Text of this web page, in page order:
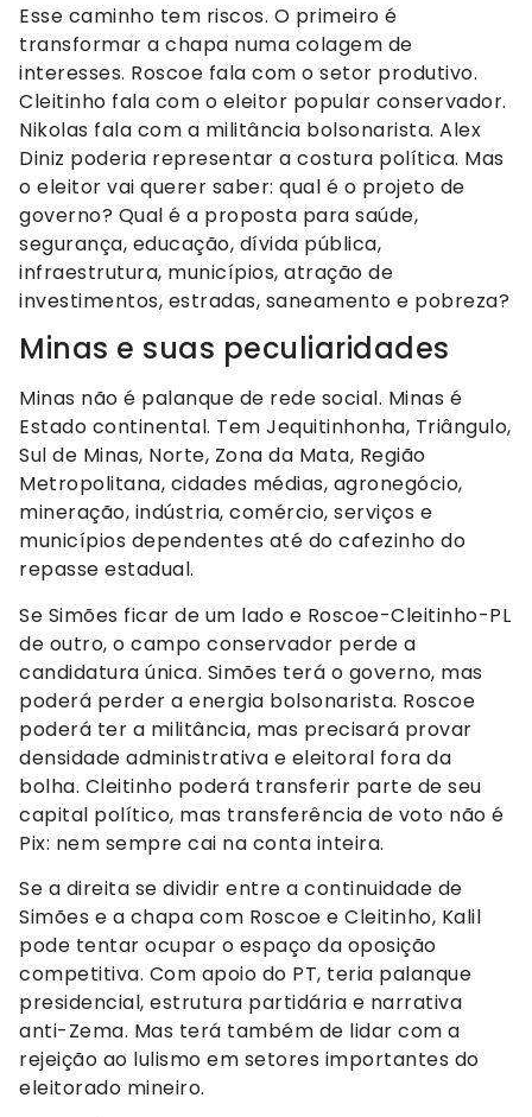
Esse caminho tem riscos. O primeiro é
transformar a chapa numa colagem de
interesses. Roscoe fala com o setor produtivo.
Cleitinho fala com o eleitor popular conservador.
Nikolas fala com a militância bolsonarista. Alex
Diniz poderia representar a costura política. Mas
o eleitor vai querer saber: qual é o projeto de
governo? Qual é a proposta para saúde,
segurança, educação, dívida pública,
infraestrutura, municípios, atração de
investimentos, estradas, saneamento e pobreza?
Minas e suas peculiaridades
Minas não é palanque de rede social. Minas é
Estado continental. Tem Jequitinhonha, Triângulo,
Sul de Minas, Norte, Zona da Mata, Região
Metropolitana, cidades médias, agronegócio,
mineração, indústria, comércio, serviços e
municípios dependentes até do cafezinho do
repasse estadual.
Se Simões ficar de um lado e Roscoe-Cleitinho-PL
de outro, o campo conservador perde a
candidatura única. Simões terá o governo, mas
poderá perder a energia bolsonarista. Roscoe
poderá ter a militância, mas precisará provar
densidade administrativa e eleitoral fora da
bolha. Cleitinho poderá transferir parte de seu
capital político, mas transferência de voto não é
Pix: nem sempre cai na conta inteira.
Se a direita se dividir entre a continuidade de
Simões e a chapa com Roscoe e Cleitinho, Kalil
pode tentar ocupar o espaço da oposição
competitiva. Com apoio do PT, teria palanque
presidencial, estrutura partidária e narrativa
anti-Zema. Mas terá também de lidar com a
rejeição ao lulismo em setores importantes do
eleitorado mineiro.